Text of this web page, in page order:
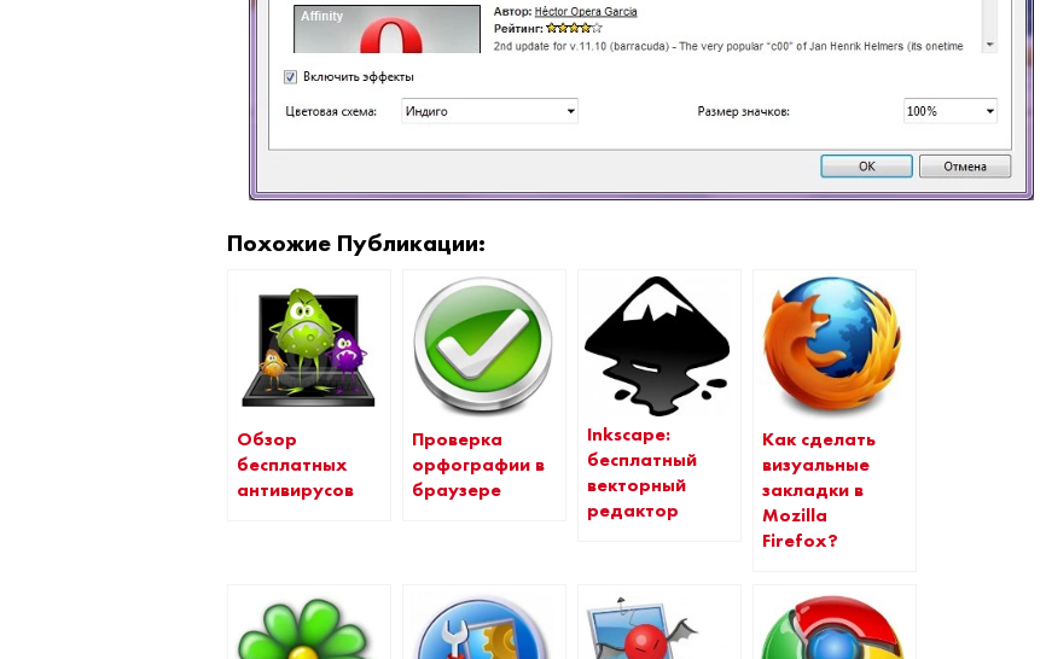
Похожие Публикации:
Обзор
бесплатных
антивирусов
Проверка
орфографии в
браузере
Inkscape:
бесплатный
векторный
редактор
Как сделать
визуальные
закладки в
Mozilla
Firefox?